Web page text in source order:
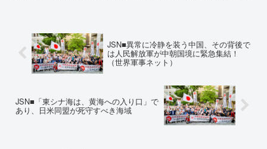
う根拠のない違法運用の指摘と条
例運用の停止を求める陳情...
い込むための「仕上げ」だと考え
て...
JSN■異常に冷静を装う中国、その背後で
は人民解放軍が中朝国境に緊急集結！
（世界軍事ネット）
JSN■「東シナ海は、黄海への入り口」で
あり、日米同盟が死守すべき海域